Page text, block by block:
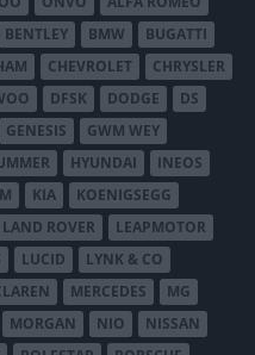
BENTLEY BMW
BUGATTI
CHEVROLET
CHRYSLER
DFSK DODGE
DS
GENESIS
GWM WEY
HYUNDAI
INEOS
KIA
KOENIGSEGG
LAND ROVER
LEAPMOTOR
LUCID
LYNK & CO
MERCEDES
MG
MORGAN NIO
NISSAN